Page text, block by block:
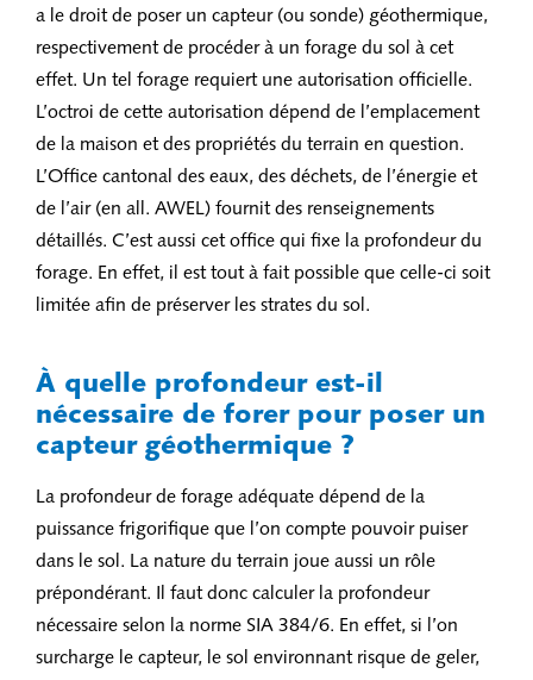
a le droit de poser un capteur (ou sonde) géothermique,
respectivement de procéder à un forage du sol à cet
effet. Un tel forage requiert une autorisation officielle.
L’octroi de cette autorisation dépend de l’emplacement
de la maison et des propriétés du terrain en question.
L’Office cantonal des eaux, des déchets, de l’énergie et
de l’air (en all. AWEL) fournit des renseignements
détaillés. C’est aussi cet office qui fixe la profondeur du
forage. En effet, il est tout à fait possible que celle-ci soit
limitée afin de préserver les strates du sol.
À quelle profondeur est-il
nécessaire de forer pour poser un
capteur géothermique ?
La profondeur de forage adéquate dépend de la
puissance frigorifique que l’on compte pouvoir puiser
dans le sol. La nature du terrain joue aussi un rôle
prépondérant. Il faut donc calculer la profondeur
nécessaire selon la norme SIA 384/6. En effet, si l’on
surcharge le capteur, le sol environnant risque de geler,